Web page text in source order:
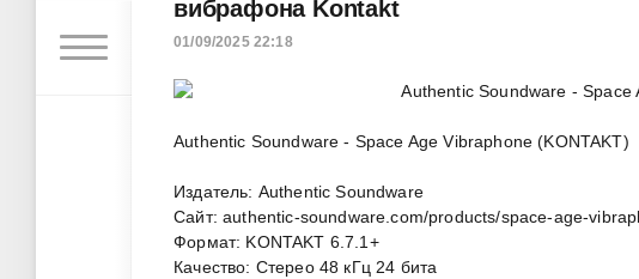
вибрафона Kontakt
01/09/2025 22:18
Authentic Soundware - Space Age Vibraphone (KONTAKT)
Издатель: Authentic Soundware
Сайт: authentic-soundware.com/products/space-age-
Формат: KONTAKT 6.7.1+
Качество: Стерео 48 кГц 24 бита